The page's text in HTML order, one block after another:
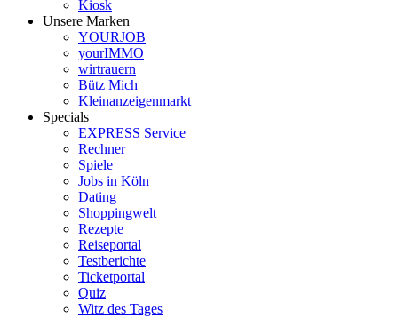
Kiosk
Unsere Marken
YOURJOB
yourIMMO
wirtrauern
Bütz Mich
Kleinanzeigenmarkt
Specials
EXPRESS Service
Rechner
Spiele
Jobs in Köln
Dating
Shoppingwelt
Rezepte
Reiseportal
Testberichte
Ticketportal
Quiz
Witz des Tages